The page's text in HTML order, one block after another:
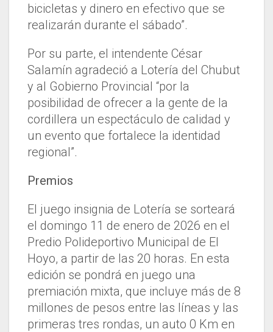
bicicletas y dinero en efectivo que se
realizarán durante el sábado”.
Por su parte, el intendente César
Salamín agradeció a Lotería del Chubut
y al Gobierno Provincial “por la
posibilidad de ofrecer a la gente de la
cordillera un espectáculo de calidad y
un evento que fortalece la identidad
regional”.
Premios
El juego insignia de Lotería se sorteará
el domingo 11 de enero de 2026 en el
Predio Polideportivo Municipal de El
Hoyo, a partir de las 20 horas. En esta
edición se pondrá en juego una
premiación mixta, que incluye más de 8
millones de pesos entre las líneas y las
primeras tres rondas, un auto 0 Km en